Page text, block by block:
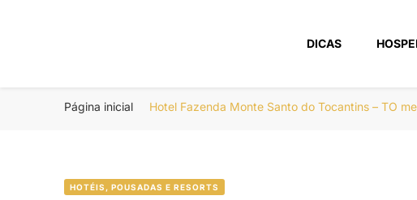
Portal Boa Viagem
DICAS
Página inicial Hotel Fazenda Monte Santo do Tocantins – TO
HOTÉIS, POUSADAS E RESORTS